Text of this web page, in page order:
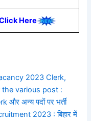
Here
2023 Clerk,
various post :
और अन्य पदों पर भर्ती
2023 : बिहार में